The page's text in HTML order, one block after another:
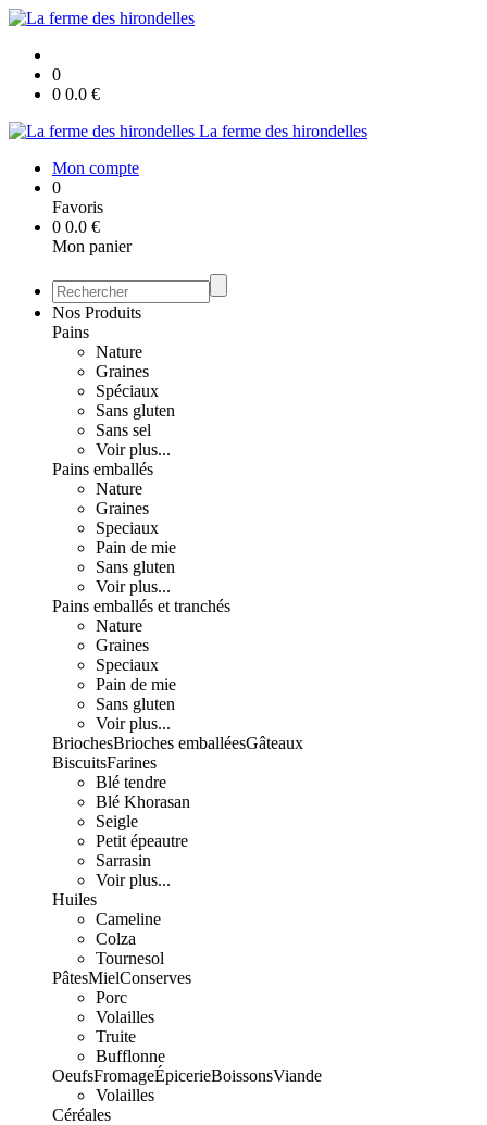
0
0 0.0 €
La ferme des hirondelles
Mon compte
0
Favoris
0 0.0 €
Mon panier
Nos Produits
Pains
Nature
Graines
Spéciaux
Sans gluten
Sans sel
Voir plus...
Pains emballés
Nature
Graines
Speciaux
Pain de mie
Sans gluten
Voir plus...
Pains emballés et tranchés
Nature
Graines
Speciaux
Pain de mie
Sans gluten
Voir plus...
BriochesBrioches emballéesGâteaux
BiscuitsFarines
Blé tendre
Blé Khorasan
Seigle
Petit épeautre
Sarrasin
Voir plus...
Huiles
Cameline
Colza
Tournesol
PâtesMielConserves
Porc
Volailles
Truite
Bufflonne
OeufsFromageÉpicerieBoissonsViande
Volailles
Céréales